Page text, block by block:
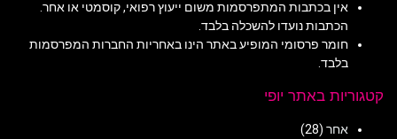
אין בכתבות המתפרסמות משום ייעוץ רפואי, קוסמטי או אחר.
הכתבות נועדו להשכלה בלבד.
חומר פרסומי המופיע באתר הינו באחריות החברות המפרסמות
בלבד.
קטגוריות באתר יופי
אחר (28)